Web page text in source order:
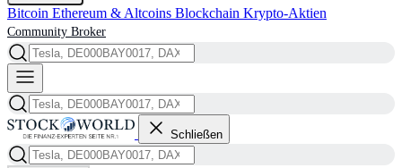
Bitcoin Ethereum & Altcoins Blockchain Krypto-Aktien
Community Broker
Schließen